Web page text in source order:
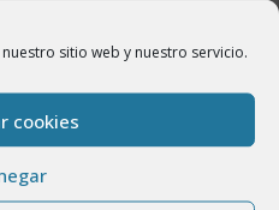
sitio web y nuestro servicio.
cookies
Centro Social y Bar